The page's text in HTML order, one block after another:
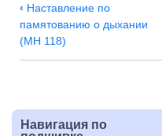
Навигация
по
Неблаготворное
поведение
к
МН9)
‹ Наставление по
памятованию о дыхании
(МН 118)
Навигация по